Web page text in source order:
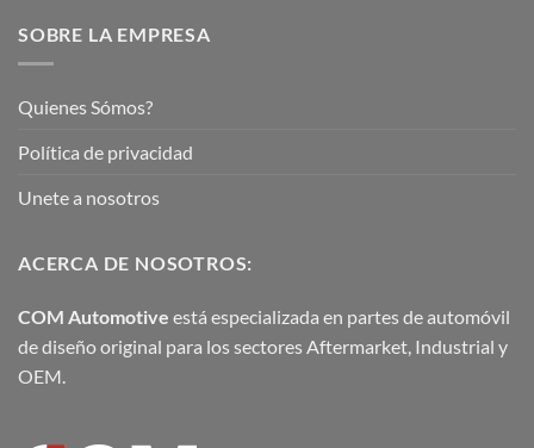
SOBRE LA EMPRESA
Quienes Sómos?
Política de privacidad
Unete a nosotros
ACERCA DE NOSOTROS:
COM Automotive está especializada en partes de automóvil
de diseño original para los sectores Aftermarket, Industrial y
OEM.